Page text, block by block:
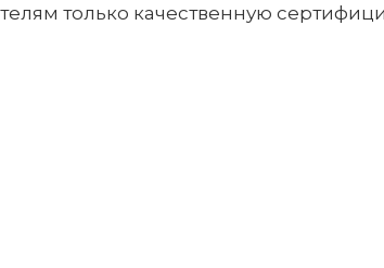
только качественную